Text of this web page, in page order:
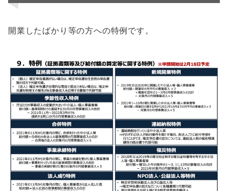
開業したばかり等の方への特例です。